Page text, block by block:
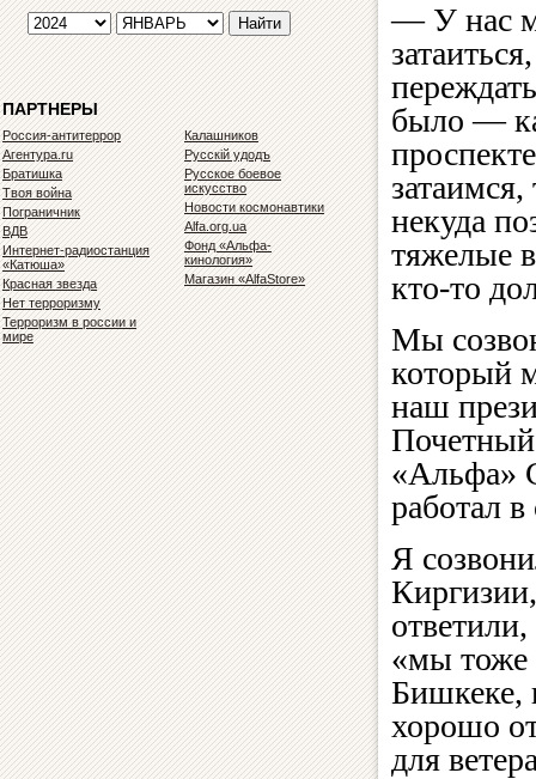
ПАРТНЕРЫ
Россия-антитеррор
Агентура.ru
Братишка
Твоя война
Пограничник
ВДВ
Интернет-радиостанция
«Катюша»
Красная звезда
Нет терроризму
Терроризм в россии и
мире
Калашников
Русскiй удодъ
Русское боевое
искусство
Новости космонавтики
Alfa.org.ua
Фонд «Альфа-
кинология»
Магазин «AlfaStore»
— У нас
затаиться,
было —
некуда
тяжелые
кто-то
Мы
который
наш
«Альфа»
работал
Я
«мы тоже
Бишкеке,
хорошо
для